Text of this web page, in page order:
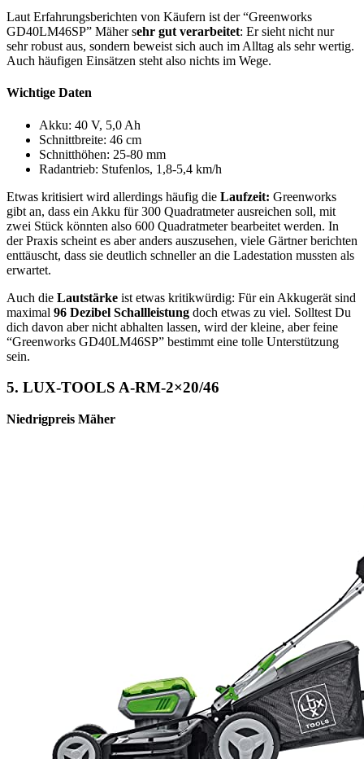
Laut Erfahrungsberichten von Käufern ist der “Greenworks
GD40LM46SP” Mäher sehr gut verarbeitet: Er sieht nicht nur
sehr robust aus, sondern beweist sich auch im Alltag als sehr wertig.
Auch häufigen Einsätzen steht also nichts im Wege.
Wichtige Daten
Akku: 40 V, 5,0 Ah
Schnittbreite: 46 cm
Schnitthöhen: 25-80 mm
Radantrieb: Stufenlos, 1,8-5,4 km/h
Etwas kritisiert wird allerdings häufig die Laufzeit: Greenworks
gibt an, dass ein Akku für 300 Quadratmeter ausreichen soll, mit
zwei Stück könnten also 600 Quadratmeter bearbeitet werden. In
der Praxis scheint es aber anders auszusehen, viele Gärtner berichten
enttäuscht, dass sie deutlich schneller an die Ladestation mussten als
erwartet.
Auch die Lautstärke ist etwas kritikwürdig: Für ein Akkugerät sind
maximal 96 Dezibel Schallleistung doch etwas zu viel. Solltest Du
dich davon aber nicht abhalten lassen, wird der kleine, aber feine
“Greenworks GD40LM46SP” bestimmt eine tolle Unterstützung
sein.
5. LUX-TOOLS A-RM-2×20/46
Niedrigpreis Mäher